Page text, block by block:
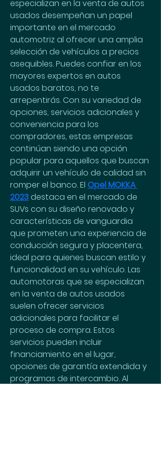
especializan en la venta de autos
usados desempeñan un papel
importante en el mercado
automotriz al ofrecer una amplia
selección de vehículos a precios
asequibles. Puedes confiar en los
mayores expertos en autos
usados baratos, no te
arrepentirás. Con su variedad de
opciones, servicios adicionales y
conveniencia para los
compradores, estas empresas
continúan siendo una opción
popular para aquellos que buscan
adquirir un vehículo de calidad sin
romper el banco. El Opel MOKKA
2023 destaca en el mercado de
SUVs con su diseño renovado y
características de vanguardia
que prometen una experiencia de
conducción segura y placentera,
ideal para quienes buscan estilo y
funcionalidad en su vehículo. Las
automotoras que se especializan
en la venta de autos usados
suelen ofrecer servicios
adicionales para facilitar el
proceso de compra. Estos
servicios pueden incluir
financiamiento en el lugar,
opciones de garantía extendida y
programas de intercambio. Al